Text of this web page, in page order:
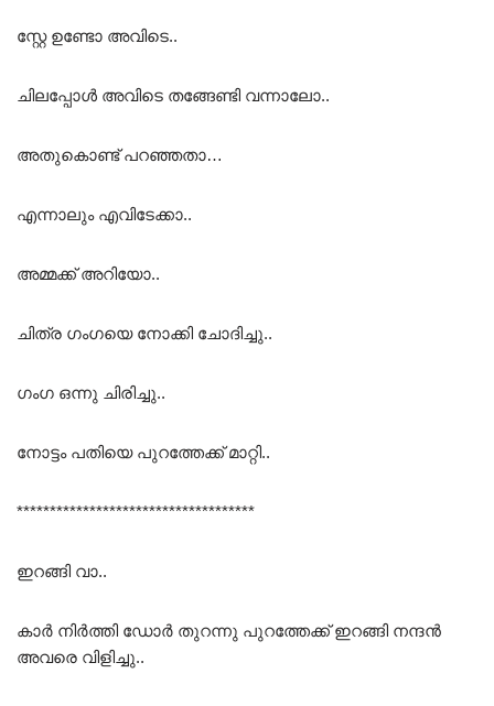
സ്റ്റേ ഉണ്ടോ അവിടെ..
ചിലപ്പോൾ അവിടെ തങ്ങേണ്ടി വന്നാലോ..
അതുകൊണ്ട് പറഞ്ഞതാ…
എന്നാലും എവിടേക്കാ..
അമ്മക്ക് അറിയോ..
ചിത്ര ഗംഗയെ നോക്കി ചോദിച്ചു..
ഗംഗ ഒന്നു ചിരിച്ചു..
നോട്ടം പതിയെ പുറത്തേക്ക് മാറ്റി..
************************************
ഇറങ്ങി വാ..
കാർ നിർത്തി ഡോർ തുറന്നു പുറത്തേക്ക് ഇറങ്ങി നന്ദൻ
അവരെ വിളിച്ചു..